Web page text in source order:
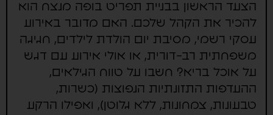
הצעד הראשון בבניית תפריט בופה מנצח הוא
להכיר את הקהל שלכם. האם מדובר באירוע
עסקי רשמי, מסיבת יום הולדת לילדים, חגיגה
משפחתית רב-דורית, או אולי אירוע עם דגש
על אוכל בריא? חשבו על טווח הגילאים,
ההעדפות התזונתיות הנפוצות (כשרות,
טבעונות, צמחונות, ללא גלוטן), ואפילו הרקע